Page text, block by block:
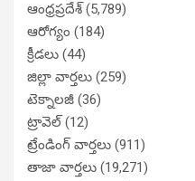
ఆంధ్రప్రదేశ్(5,789)
ఆరోగ్యం (184)
క్రీడలు (44)
జిల్లా వార్తలు (259)
టెక్నాలజీ (36)
ట్రావెల్(12)
ట్రేండింగ్ వార్తలు (911)
తాజా వార్తలు (19,271)